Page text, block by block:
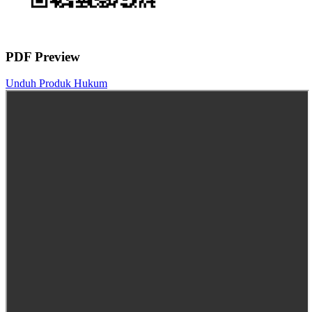
PDF Preview
Unduh Produk Hukum